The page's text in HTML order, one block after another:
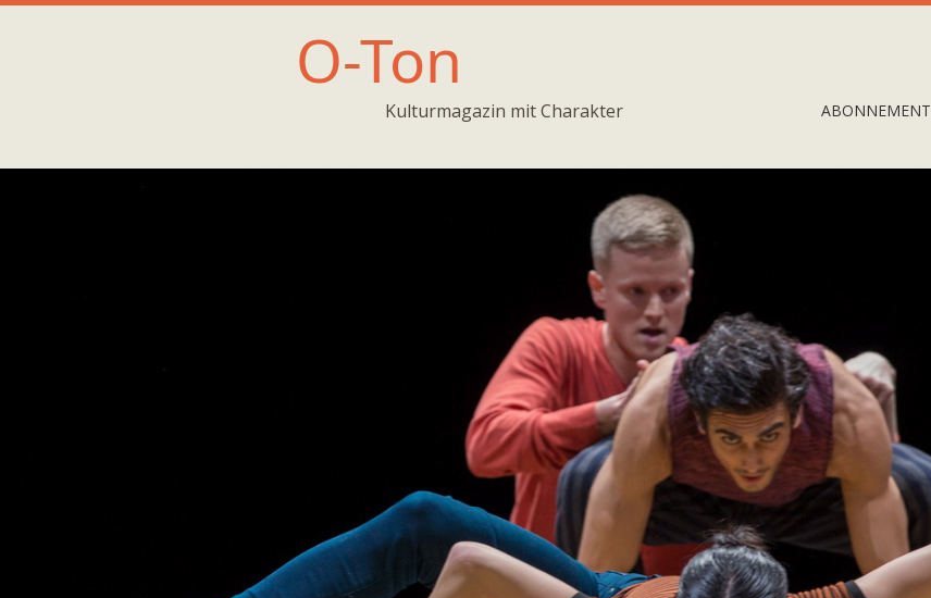
O-Ton
Kulturmagazin mit Charakter ABONNEMENT